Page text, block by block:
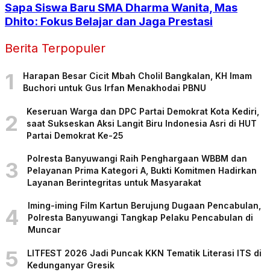
Sapa Siswa Baru SMA Dharma Wanita, Mas
Dhito: Fokus Belajar dan Jaga Prestasi
Berita Terpopuler
1
Harapan Besar Cicit Mbah Cholil Bangkalan, KH Imam
Buchori untuk Gus Irfan Menakhodai PBNU
2
Keseruan Warga dan DPC Partai Demokrat Kota Kediri,
saat Sukseskan Aksi Langit Biru Indonesia Asri di HUT
Partai Demokrat Ke-25
3
Polresta Banyuwangi Raih Penghargaan WBBM dan
Pelayanan Prima Kategori A, Bukti Komitmen Hadirkan
Layanan Berintegritas untuk Masyarakat
4
Iming-iming Film Kartun Berujung Dugaan Pencabulan,
Polresta Banyuwangi Tangkap Pelaku Pencabulan di
Muncar
5
LITFEST 2026 Jadi Puncak KKN Tematik Literasi ITS di
Kedunganyar Gresik